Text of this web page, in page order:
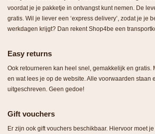
voordat je je pakketje in ontvangst kunt nemen. De
gratis. Wil je liever een ‘express delivery’, zodat je je
werkdagen krijgt? Dan rekent Shop4be een
Easy returns
Ook retourneren kan heel snel, gemakkelijk en gratis.
en wat lees je op de website. Alle voorwaarden staan
uitgeschreven. Geen gedoe!
Gift vouchers
Er zijn ook gift vouchers beschikbaar. Hiervoor moet